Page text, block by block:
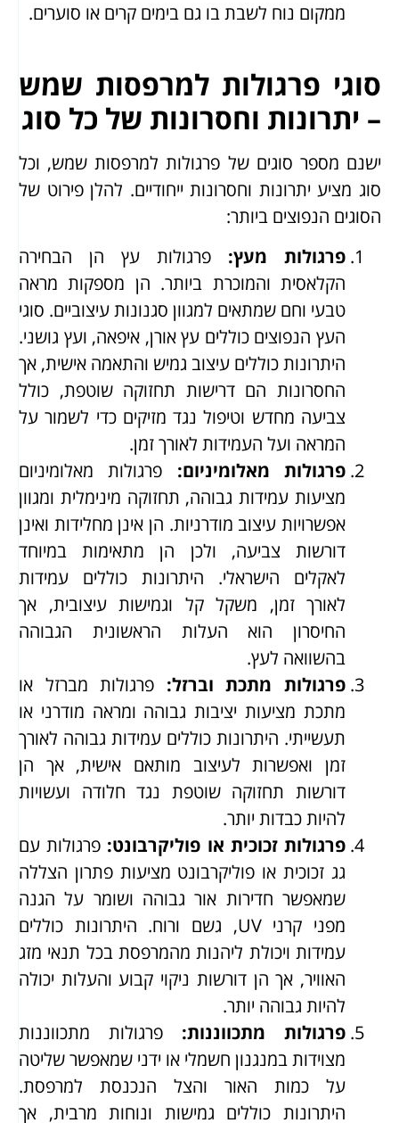
ממקום נוח לשבת בו גם בימים קרים או סוערים.
סוגי פרגולות למרפסות שמש
– יתרונות וחסרונות של כל סוג
ישנם מספר סוגים של פרגולות למרפסות שמש, וכל
סוג מציע יתרונות וחסרונות ייחודיים. להלן פירוט של
הסוגים הנפוצים ביותר:
פרגולות מעץ: פרגולות עץ הן הבחירה
הקלאסית והמוכרת ביותר. הן מספקות מראה
טבעי וחם שמתאים למגוון סגנונות עיצוביים. סוגי
העץ הנפוצים כוללים עץ אורן, איפאה, ועץ גושני.
היתרונות כוללים עיצוב גמיש והתאמה אישית, אך
החסרונות הם דרישות תחזוקה שוטפת, כולל
צביעה מחדש וטיפול נגד מזיקים כדי לשמור על
המראה ועל העמידות לאורך זמן.
פרגולות מאלומיניום: פרגולות מאלומיניום
מציעות עמידות גבוהה, תחזוקה מינימלית ומגוון
אפשרויות עיצוב מודרניות. הן אינן מחלידות ואינן
דורשות צביעה, ולכן הן מתאימות במיוחד
לאקלים הישראלי. היתרונות כוללים עמידות
לאורך זמן, משקל קל וגמישות עיצובית, אך
החיסרון הוא העלות הראשונית הגבוהה
בהשוואה לעץ.
פרגולות מתכת וברזל: פרגולות מברזל או
מתכת מציעות יציבות גבוהה ומראה מודרני או
תעשייתי. היתרונות כוללים עמידות גבוהה לאורך
זמן ואפשרות לעיצוב מותאם אישית, אך הן
דורשות תחזוקה שוטפת נגד חלודה ועשויות
להיות כבדות יותר.
פרגולות זכוכית או פוליקרבונט: פרגולות עם
גג זכוכית או פוליקרבונט מציעות פתרון הצללה
שמאפשר חדירות אור גבוהה ושומר על הגנה
מפני קרני UV, גשם ורוח. היתרונות כוללים
עמידות ויכולת ליהנות מהמרפסת בכל תנאי מזג
האוויר, אך הן דורשות ניקוי קבוע והעלות יכולה
להיות גבוהה יותר.
פרגולות מתכווננות: פרגולות מתכווננות
מצוידות במנגנון חשמלי או ידני שמאפשר שליטה
על כמות האור והצל הנכנסת למרפסת.
היתרונות כוללים גמישות ונוחות מרבית, אך